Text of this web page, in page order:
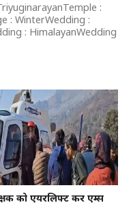
:
: WinterWedding :
: HimalayanWedding
को एयरलिफ्ट कर एम्स